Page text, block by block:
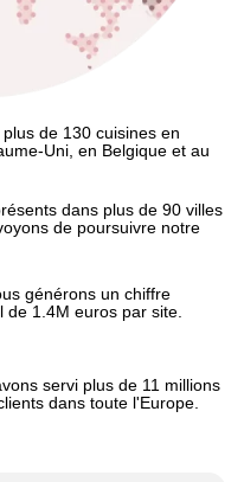
de 130 cuisines en
Uni, en Belgique et au
dans plus de 90 villes
de poursuivre notre
générons un chiffre
de 1.4M euros par site.
servi plus de 11 millions
dans toute l'Europe.